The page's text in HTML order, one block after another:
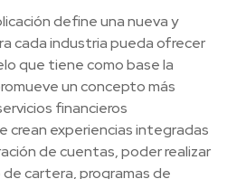
define una nueva y
cada industria pueda ofrecer
que tiene como base la
un concepto más
financieros
crean experiencias integradas
de cuentas, poder realizar
cartera, programas de